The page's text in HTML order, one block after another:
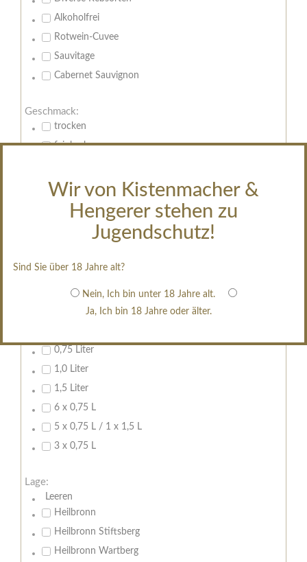
Wir von Kistenmacher &
Hengerer stehen zu
Jugendschutz!
Sind Sie über 18 Jahre alt?
Nein, Ich bin unter 18 Jahre alt.
Ja, Ich bin 18 Jahre oder älter.
Alkoholfrei
Rotwein-Cuvee
Sauvitage
Cabernet Sauvignon
Geschmack:
trocken
feinherb
restsüß
edelsüß
weißgekeltert
im Holzfass gereift
0,75 Liter
1,0 Liter
1,5 Liter
6 x 0,75 L
5 x 0,75 L / 1 x 1,5 L
3 x 0,75 L
Lage:
Leeren
Heilbronn
Heilbronn Stiftsberg
Heilbronn Wartberg